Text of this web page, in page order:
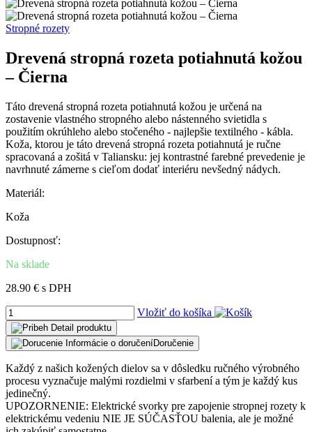
Stropné rozety
Drevená stropná rozeta potiahnutá kožou
– Čierna
Táto drevená stropná rozeta potiahnutá kožou je určená na
zostavenie vlastného stropného alebo nástenného svietidla s
použitím okrúhleho alebo stočeného - najlepšie textilného - kábla.
Koža, ktorou je táto drevená stropná rozeta potiahnutá je ručne
spracovaná a zošitá v Taliansku: jej kontrastné farebné prevedenie je
navrhnuté zámerne s cieľom dodať interiéru nevšedný nádych.
Materiál:
Koža
Dostupnosť:
Na sklade
28.90 € s DPH
Vložiť do košíka
Detail produktu
Informácie o doručeníDoručenie
Každý z našich kožených dielov sa v dôsledku ručného výrobného
procesu vyznačuje malými rozdielmi v sfarbení a tým je každý kus
jedinečný.
UPOZORNENIE: Elektrické svorky pre zapojenie stropnej rozety k
elektrickému vedeniu NIE JE SÚČASŤOU balenia, ale je možné